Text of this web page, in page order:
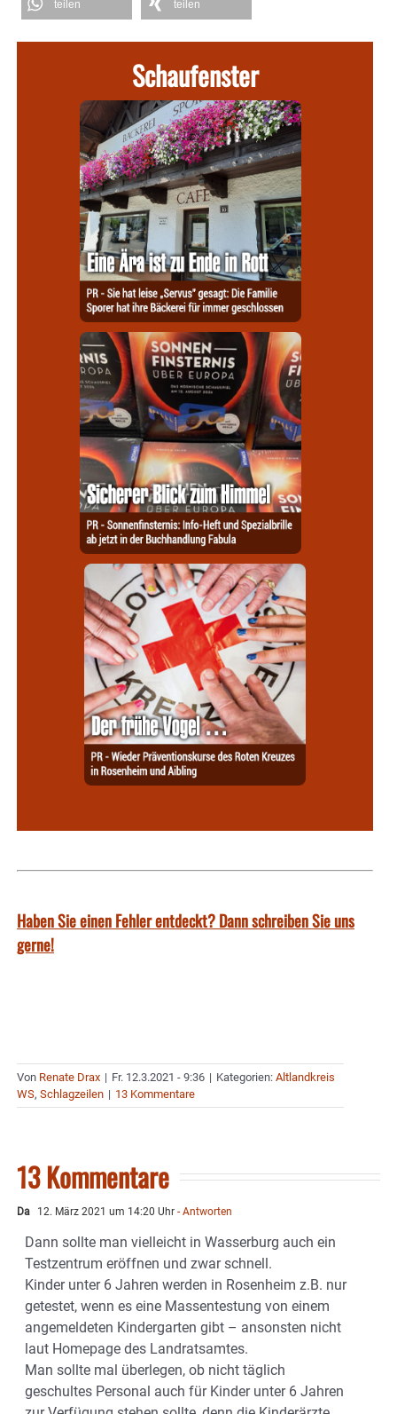
teilen teilen
Schaufenster
Haben Sie einen Fehler entdeckt? Dann schreiben Sie uns
gerne!
Von Renate Drax | Fr. 12.3.2021 - 9:36 | Kategorien: Altlandkreis
WS, Schlagzeilen | 13 Kommentare
13 Kommentare
Da 12. März 2021 um 14:20 Uhr - Antworten
Dann sollte man vielleicht in Wasserburg auch ein
Testzentrum eröffnen und zwar schnell.
Kinder unter 6 Jahren werden in Rosenheim z.B. nur
getestet, wenn es eine Massentestung von einem
angemeldeten Kindergarten gibt – ansonsten nicht
laut Homepage des Landratsamtes.
Man sollte mal überlegen, ob nicht täglich
geschultes Personal auch für Kinder unter 6 Jahren